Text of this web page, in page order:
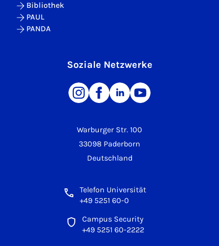
Warburger Str. 100
33098 Paderborn
Deutschland
Telefon Universität
+49 5251 60-0
Campus Security
+49 5251 60-2222
Bibliothek
PAUL
PANDA
Soziale Netzwerke